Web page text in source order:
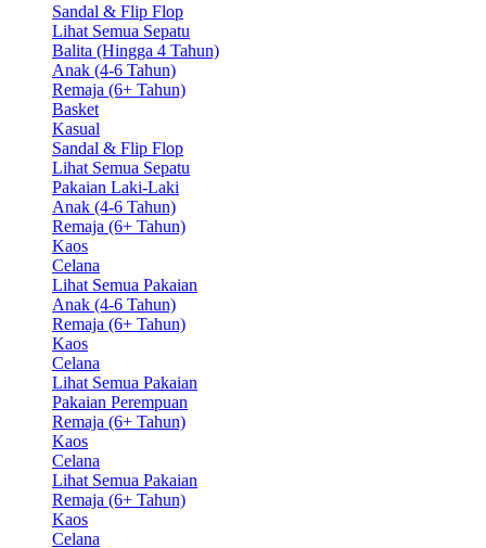
Sandal & Flip Flop
Lihat Semua Sepatu
Balita (Hingga 4 Tahun)
Anak (4-6 Tahun)
Remaja (6+ Tahun)
Basket
Kasual
Sandal & Flip Flop
Lihat Semua Sepatu
Pakaian Laki-Laki
Anak (4-6 Tahun)
Remaja (6+ Tahun)
Kaos
Celana
Lihat Semua Pakaian
Anak (4-6 Tahun)
Remaja (6+ Tahun)
Kaos
Celana
Lihat Semua Pakaian
Pakaian Perempuan
Remaja (6+ Tahun)
Kaos
Celana
Lihat Semua Pakaian
Remaja (6+ Tahun)
Kaos
Celana